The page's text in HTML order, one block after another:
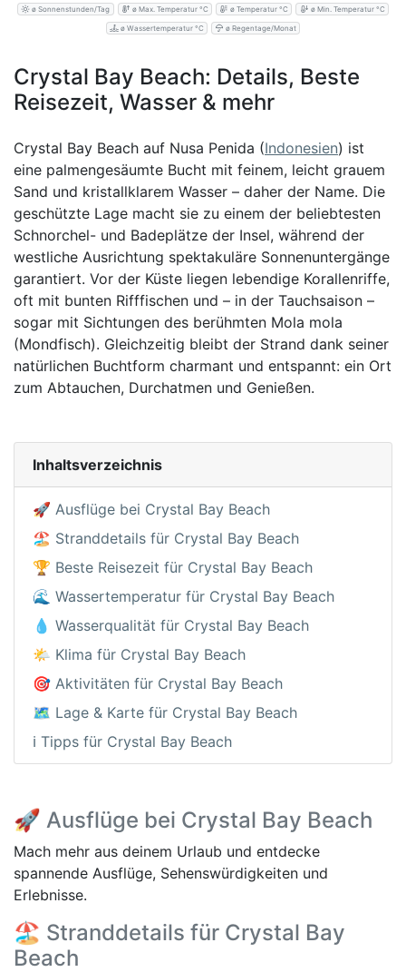
ø Sonnenstunden/Tag ø Max. Temperatur °C ø Temperatur °C ø Min. Temperatur °C
ø Wassertemperatur °C ø Regentage/Monat
Crystal Bay Beach: Details, Beste
Reisezeit, Wasser & mehr
Crystal Bay Beach auf Nusa Penida (Indonesien) ist
eine palmengesäumte Bucht mit feinem, leicht grauem
Sand und kristallklarem Wasser – daher der Name. Die
geschützte Lage macht sie zu einem der beliebtesten
Schnorchel- und Badeplätze der Insel, während der
westliche Ausrichtung spektakuläre Sonnenuntergänge
garantiert. Vor der Küste liegen lebendige Korallenriffe,
oft mit bunten Rifffischen und – in der Tauchsaison –
sogar mit Sichtungen des berühmten Mola mola
(Mondfisch). Gleichzeitig bleibt der Strand dank seiner
natürlichen Buchtform charmant und entspannt: ein Ort
zum Abtauchen, Durchatmen und Genießen.
Inhaltsverzeichnis
🚀 Ausflüge bei Crystal Bay Beach
🏖️ Stranddetails für Crystal Bay Beach
🏆 Beste Reisezeit für Crystal Bay Beach
🌊 Wassertemperatur für Crystal Bay Beach
💧 Wasserqualität für Crystal Bay Beach
🌤️ Klima für Crystal Bay Beach
🎯 Aktivitäten für Crystal Bay Beach
🗺️ Lage & Karte für Crystal Bay Beach
ℹ️ Tipps für Crystal Bay Beach
🚀 Ausflüge bei Crystal Bay Beach
Mach mehr aus deinem Urlaub und entdecke
spannende Ausflüge, Sehenswürdigkeiten und
Erlebnisse.
🏖️ Stranddetails für Crystal Bay
Beach